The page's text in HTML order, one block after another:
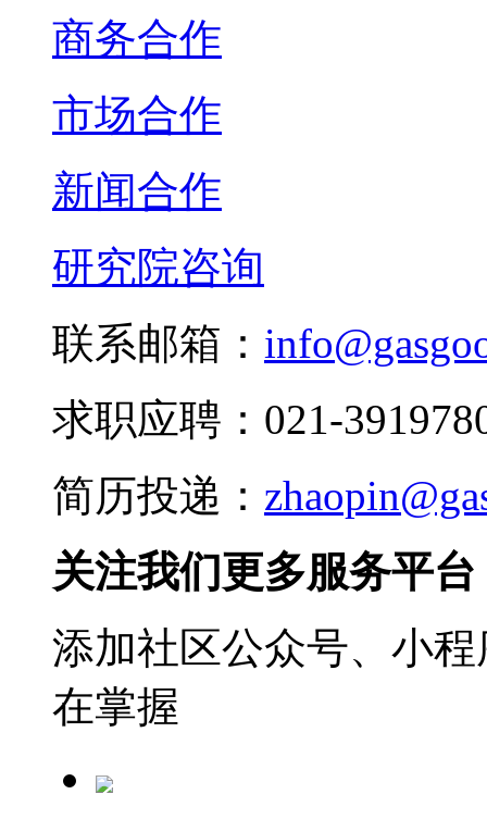
商务合作
市场合作
新闻合作
研究院咨询
联系邮箱：
求职应聘：021-
简历投递：
关注我们更多服务平台
添加社区公众号、小
在掌握